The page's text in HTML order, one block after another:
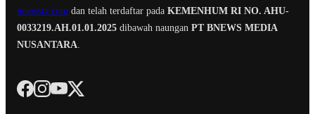
bnewstv.com dan telah terdaftar pada KEMENHUM RI NO. AHU-
0033219.AH.01.01.2025 dibawah naungan PT BNEWS MEDIA
NUSANTARA